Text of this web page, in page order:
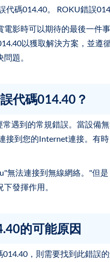
代碼014.40。 ROKU錯誤
影時可以期待的最後一件
以獲取解決方案，並遵
題。
代碼014.40？
遇到的常規錯誤。當設備
接到您的Internet連接。有
無法連接到無線網絡。"但
發揮作用。
的可能原因
，則需要找到此錯誤